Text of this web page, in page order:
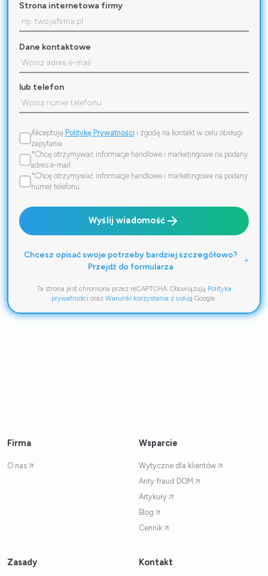
Strona internetowa firmy
Dane kontaktowe
lub telefon
Akceptuję Politykę Prywatności i zgodę na kontakt w celu obsługi
zapytania.
*Chcę otrzymywać informacje handlowe i marketingowe na podany
adres e-mail.
*Chcę otrzymywać informacje handlowe i marketingowe na podany
numer telefonu.
Wyślij wiadomość
Chcesz opisać swoje potrzeby bardziej szczegółowo?
Przejdź do formularza
Ta strona jest chroniona przez reCAPTCHA. Obowiązują Polityka
prywatności oraz Warunki korzystania z usług Google.
Firma
O nas
Wsparcie
Wytyczne dla klientów
Anty fraud DOM
Artykuły
Blog
Cennik
Zasady Kontakt